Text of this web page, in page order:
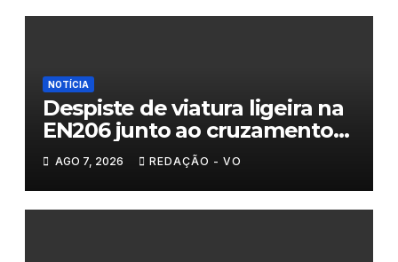
NOTÍCIA
Despiste de viatura ligeira na
EN206 junto ao cruzamento
Fornos do Pinhal
AGO 7, 2026 REDAÇÃO - VO